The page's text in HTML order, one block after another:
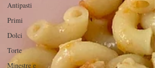
Antipasti
Primi
Dolci
Torte
Minestre e